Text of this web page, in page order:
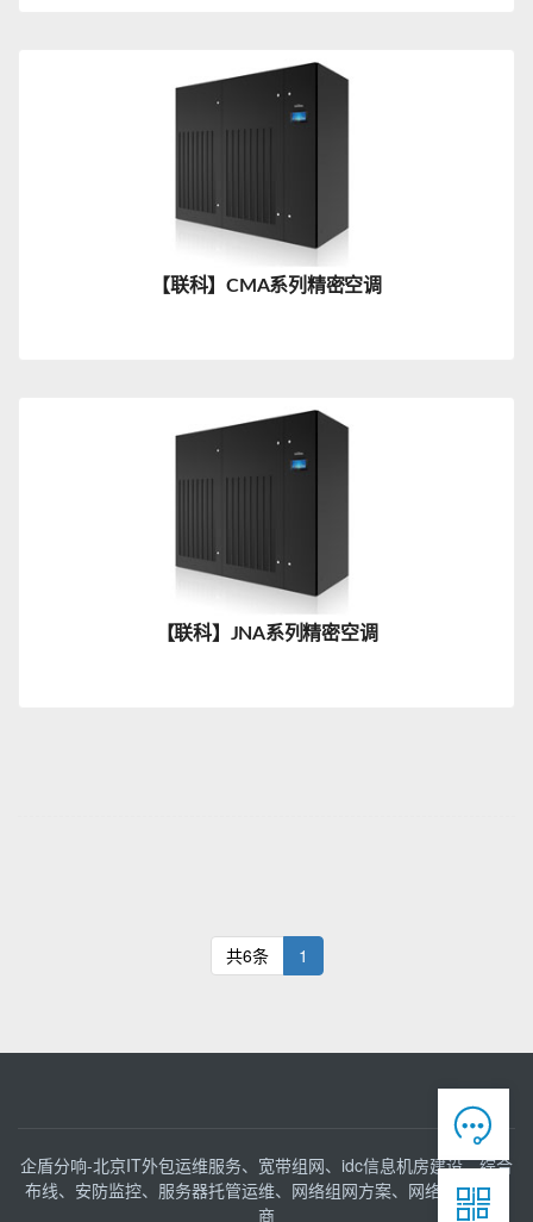
【联科】CMA系列精密空调
【联科】JNA系列精密空调
共6条 1
企盾分响-北京IT外包运维服务、宽带组网、idc信息机房建设、综合
布线、安防监控、服务器托管运维、网络组网方案、网络接入服务
商

